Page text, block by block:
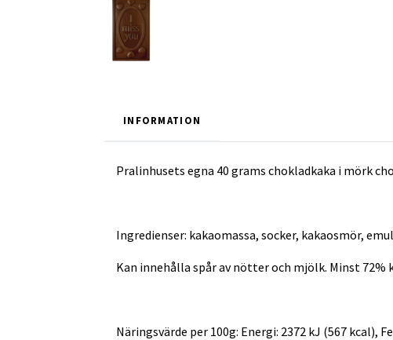
INFORMATION
Pralinhusets egna 40 grams chokladkaka i mörk
Ingredienser: kakaomassa, socker, kakaosmör,
Kan innehålla spår av nötter och mjölk. Minst 72%
Näringsvärde per 100g: Energi: 2372 kJ (567 kcal),